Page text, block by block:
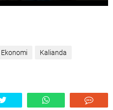
Ekonomi Kalianda